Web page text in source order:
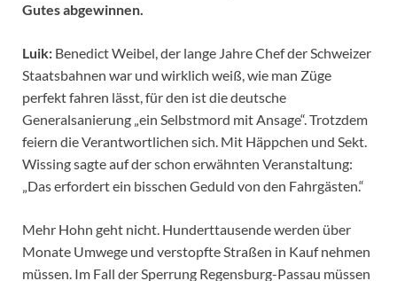
Gutes abgewinnen.
Luik: Benedict Weibel, der lange Jahre Chef der Schweizer
Staatsbahnen war und wirklich weiß, wie man Züge
perfekt fahren lässt, für den ist die deutsche
Generalsanierung „ein Selbstmord mit Ansage“. Trotzdem
feiern die Verantwortlichen sich. Mit Häppchen und Sekt.
Wissing sagte auf der schon erwähnten Veranstaltung:
„Das erfordert ein bisschen Geduld von den Fahrgästen.“
Mehr Hohn geht nicht. Hunderttausende werden über
Monate Umwege und verstopfte Straßen in Kauf nehmen
müssen. Im Fall der Sperrung Regensburg-Passau müssen